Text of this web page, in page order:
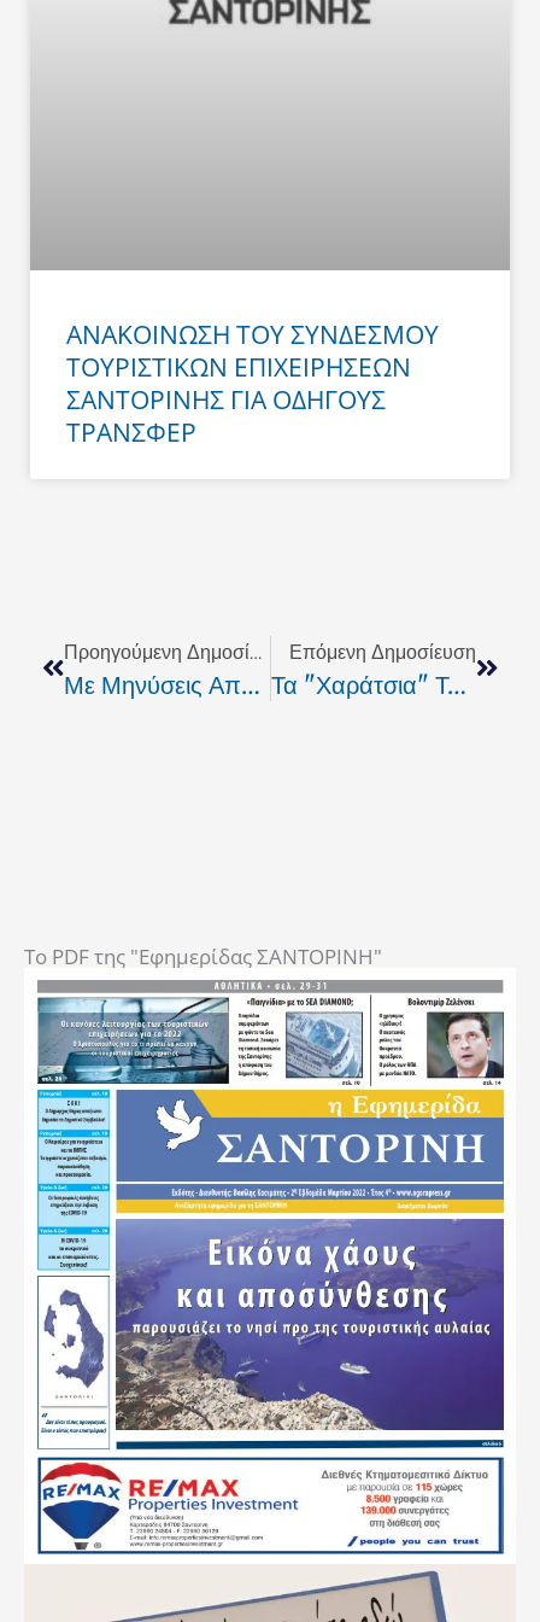
ΑΝΑΚΟΙΝΩΣΗ ΤΟΥ ΣΥΝΔΕΣΜΟΥ
ΤΟΥΡΙΣΤΙΚΩΝ ΕΠΙΧΕΙΡΗΣΕΩΝ
ΣΑΝΤΟΡΙΝΗΣ ΓΙΑ ΟΔΗΓΟΥΣ
ΤΡΑΝΣΦΕΡ
Προηγούμενη Δημοσίευση
Με Μηνύσεις Απαντά Στις Απειλές Ο Πλοιοκτήτης Του ΕΛΛΗ Τ
Επόμενη Δημοσίευση
Τα "χαράτσια" Του Μνημονίου
To PDF της "Εφημερίδας ΣΑΝΤΟΡΙΝΗ"